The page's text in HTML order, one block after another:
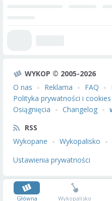
WYKOP © 2005-2026
O nas
Reklama FAQ
Polityka prywatności i cookies
Osiągnięcia
Changelog
RSS
Wykopane
Wykopalisko
Ustawienia prywatności
Główna Wykopalisko